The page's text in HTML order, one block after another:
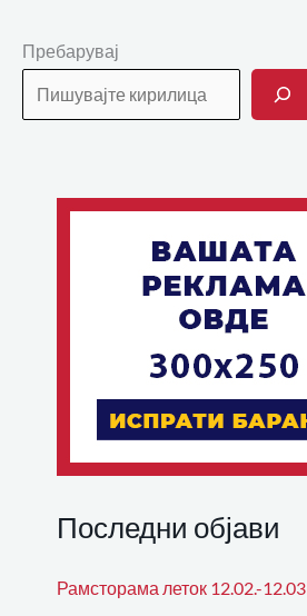
Пребарувај
Последни објави
Рамсторама леток 12.02.-12.03